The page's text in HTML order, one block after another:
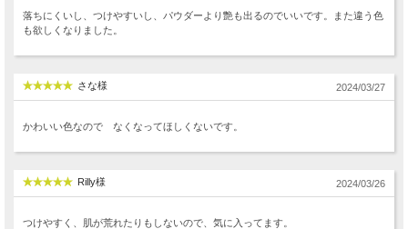
落ちにくいし、つけやすいし、パウダーより艶も出るのでいいです。また違う色
も欲しくなりました。
さな様 2024/03/27
かわいい色なので なくなってほしくないです。
Rilly様 2024/03/26
つけやすく、肌が荒れたりもしないので、気に入ってます。